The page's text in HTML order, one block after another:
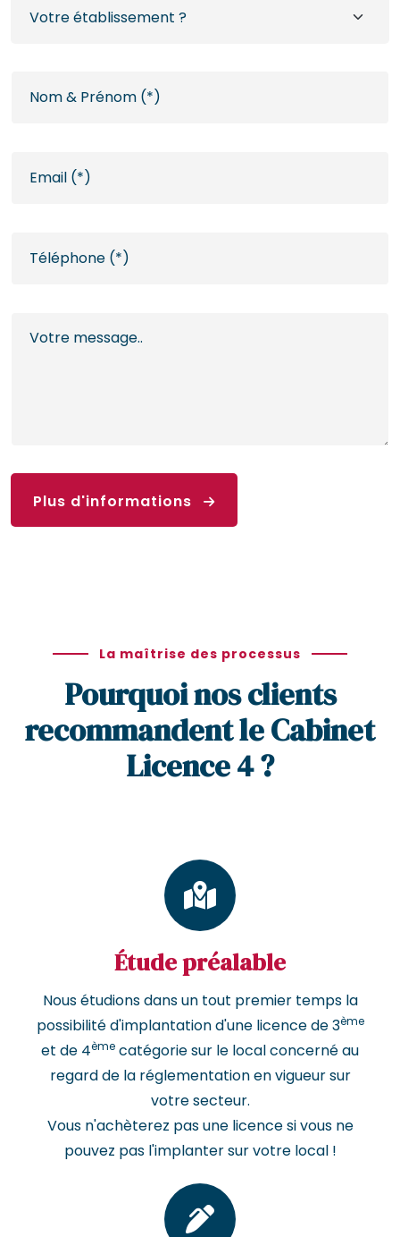
Plus d'informations
La maîtrise des processus
Pourquoi nos clients
recommandent le Cabinet
Licence 4 ?
Étude préalable
Nous étudions dans un tout premier temps la
possibilité d'implantation d'une licence de 3ème
et de 4ème catégorie sur le local concerné au
regard de la réglementation en vigueur sur
votre secteur.
Vous n'achèterez pas une licence si vous ne
pouvez pas l'implanter sur votre local !